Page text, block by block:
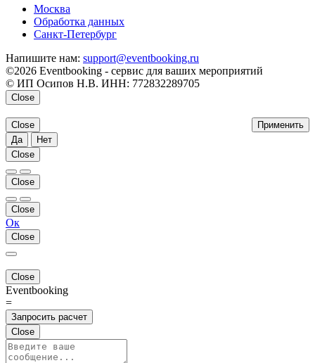
Москва
Обработка данных
Санкт-Петербург
Напишите нам: support@eventbooking.ru
©2026 Eventbooking - сервис для ваших мероприятий
© ИП Осипов Н.В. ИНН: 772832289705
Close
Применить
Close
Да
Нет
Close
Close
Close
Ок
Close
Close
Eventbooking
=
Запросить расчет
Close